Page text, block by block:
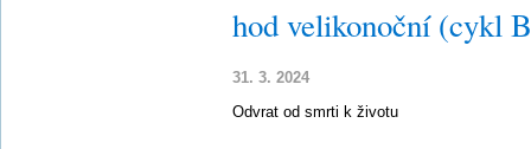
hod velikonoční (cykl
31. 3. 2024
Odvrat od smrti k životu